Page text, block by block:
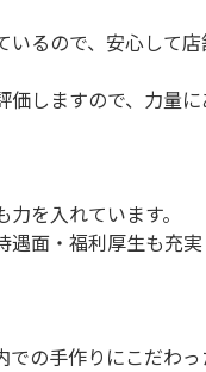
るので、安心して
しますので、力量
を入れています。
遇面・福利厚生も充実
の手作りにこだわっ